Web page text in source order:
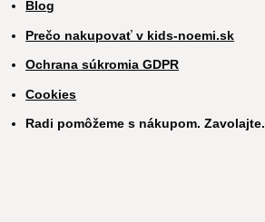
Blog
Prečo nakupovať v kids-noemi.sk
Ochrana súkromia GDPR
Cookies
Radi pomôžeme s nákupom. Zavolajte.